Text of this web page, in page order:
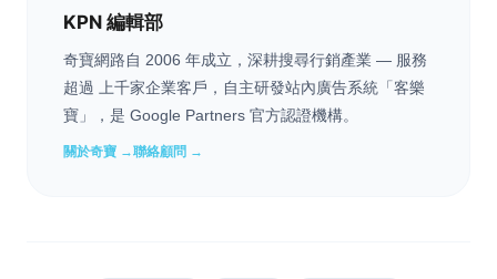
KPN 編輯部
奇寶網路自 2006 年成立，深耕搜尋行銷產業 — 服務
超過 上千家企業客戶，自主研發站內廣告系統「客樂
寶」，是 Google Partners 官方認證機構。
關於奇寶 →聯絡顧問 →